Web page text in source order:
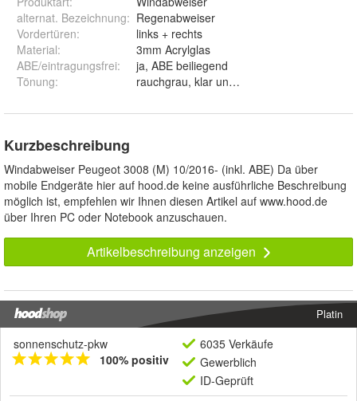
alternat. Bezeichnung: Regenabweiser
Vordertüren:
links + rechts
Material:
3mm Acrylglas
ABE/eintragungsfrei:
ja, ABE beiliegend
Tönung: rauchgrau, klar und schwarz
Kurzbeschreibung
Windabweiser Peugeot 3008 (M) 10/2016- (inkl. ABE) Da über
mobile Endgeräte hier auf hood.de keine ausführliche Beschreibung
möglich ist, empfehlen wir Ihnen diesen Artikel auf www.hood.de
über Ihren PC oder Notebook anzuschauen.
Artikelbeschreibung anzeigen
Platin
sonnenschutz-pkw
100% positiv
6035 Verkäufe
Gewerblich
ID-Geprüft